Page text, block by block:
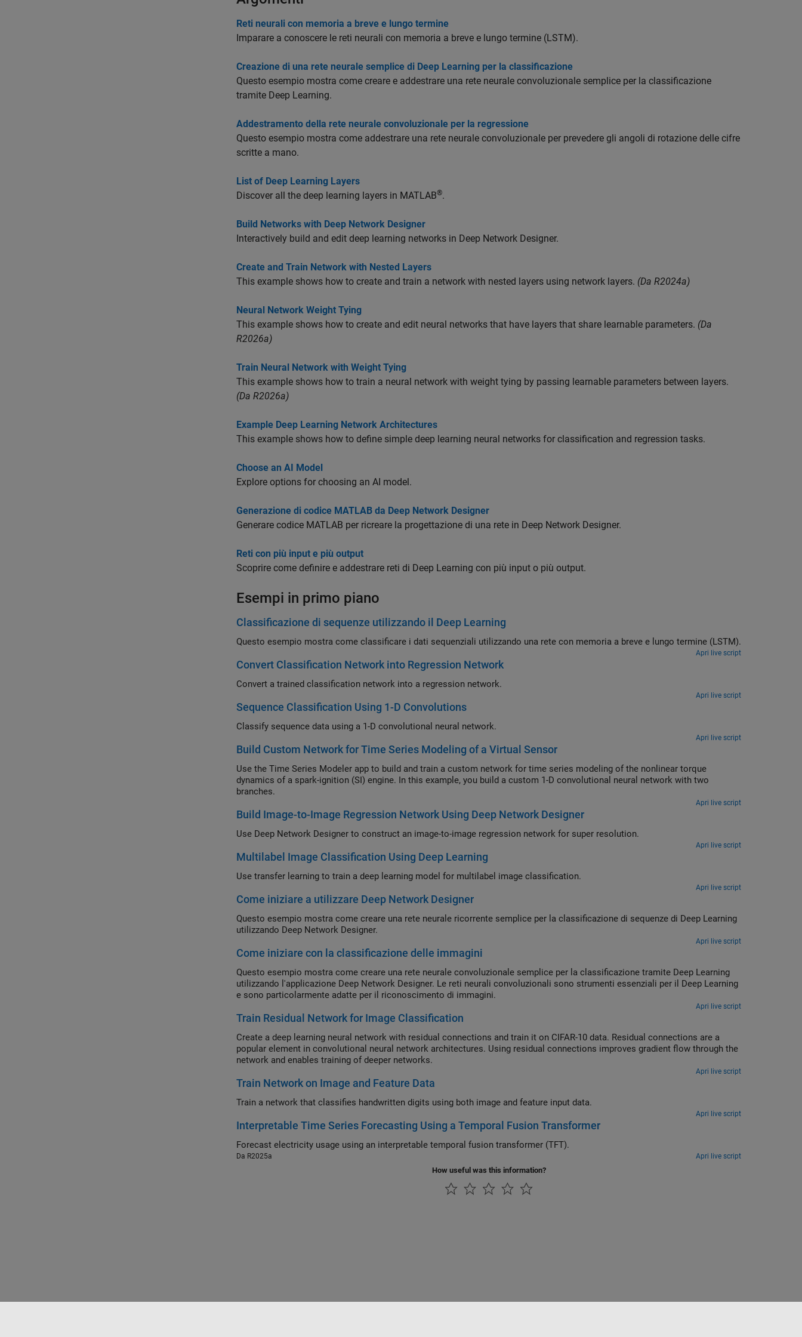
Reti neurali con memoria a breve e lungo termine
Imparare a conoscere le reti neurali con memoria a breve e lungo termine (LSTM).
Creazione di una rete neurale semplice di Deep Learning per la classificazione
Questo esempio mostra come creare e addestrare una rete neurale convoluzionale semplice per la classificazione
tramite Deep Learning.
Addestramento della rete neurale convoluzionale per la regressione
Questo esempio mostra come addestrare una rete neurale convoluzionale per prevedere gli angoli di rotazione delle cifre
scritte a mano.
List of Deep Learning Layers
Discover all the deep learning layers in MATLAB®.
Build Networks with Deep Network Designer
Interactively build and edit deep learning networks in Deep Network Designer.
Create and Train Network with Nested Layers
This example shows how to create and train a network with nested layers using network layers. (Da R2024a)
Neural Network Weight Tying
This example shows how to create and edit neural networks that have layers that share learnable parameters. (Da
R2026a)
Train Neural Network with Weight Tying
This example shows how to train a neural network with weight tying by passing learnable parameters between layers.
(Da R2026a)
Example Deep Learning Network Architectures
This example shows how to define simple deep learning neural networks for classification and regression tasks.
Choose an AI Model
Explore options for choosing an AI model.
Generazione di codice MATLAB da Deep Network Designer
Generare codice MATLAB per ricreare la progettazione di una rete in Deep Network Designer.
Reti con più input e più output
Scoprire come definire e addestrare reti di Deep Learning con più input o più output.
Esempi in primo piano
Classificazione di sequenze utilizzando il Deep Learning
Questo esempio mostra come classificare i dati sequenziali utilizzando una rete con memoria a breve e lungo termine (LSTM).
Apri live script
Convert Classification Network into Regression Network
Convert a trained classification network into a regression network.
Apri live script
Sequence Classification Using 1-D Convolutions
Classify sequence data using a 1-D convolutional neural network.
Apri live script
Build Custom Network for Time Series Modeling of a Virtual Sensor
Use the Time Series Modeler app to build and train a custom network for time series modeling of the nonlinear torque
dynamics of a spark-ignition (SI) engine. In this example, you build a custom 1-D convolutional neural network with two
branches.
Apri live script
Build Image-to-Image Regression Network Using Deep Network Designer
Use Deep Network Designer to construct an image-to-image regression network for super resolution.
Apri live script
Multilabel Image Classification Using Deep Learning
Use transfer learning to train a deep learning model for multilabel image classification.
Apri live script
Come iniziare a utilizzare Deep Network Designer
Questo esempio mostra come creare una rete neurale ricorrente semplice per la classificazione di sequenze di Deep Learning
utilizzando Deep Network Designer.
Apri live script
Come iniziare con la classificazione delle immagini
Questo esempio mostra come creare una rete neurale convoluzionale semplice per la classificazione tramite Deep Learning
utilizzando l'applicazione Deep Network Designer. Le reti neurali convoluzionali sono strumenti essenziali per il Deep Learning
e sono particolarmente adatte per il riconoscimento di immagini.
Apri live script
Train Residual Network for Image Classification
Create a deep learning neural network with residual connections and train it on CIFAR-10 data. Residual connections are a
popular element in convolutional neural network architectures. Using residual connections improves gradient flow through the
network and enables training of deeper networks.
Apri live script
Train Network on Image and Feature Data
Train a network that classifies handwritten digits using both image and feature input data.
Apri live script
Interpretable Time Series Forecasting Using a Temporal Fusion Transformer
Forecast electricity usage using an interpretable temporal fusion transformer (TFT).
Da R2025a Apri live script
How useful was this information?